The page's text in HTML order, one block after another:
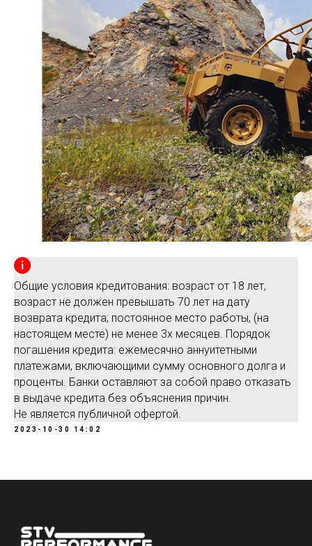
Общие условия кредитования: возраст от 18 лет,
возраст не должен превышать 70 лет на дату
возврата кредита; постоянное место работы, (на
настоящем месте) не менее 3х месяцев. Порядок
погашения кредита: ежемесячно аннуитетными
платежами, включающими сумму основного долга и
проценты. Банки оставляют за собой право отказать
в выдаче кредита без объяснения причин.
Не является публичной офертой.
2023-10-30 14:02